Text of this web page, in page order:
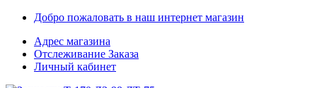
Skip
navigation
Skip
content
Добро пожаловать в наш интернет магазин
Адрес магазина
Отслеживание Заказа
Личный кабинет